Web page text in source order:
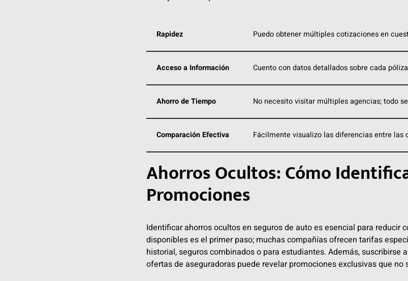
Rapidez Puedo obtener múltiples cotizaciones en
Acceso a Información Cuento con datos detallados sobre cada
Ahorro de Tiempo No necesito visitar múltiples agencias; todo
Comparación Efectiva Fácilmente visualizo las diferencias entre las
Ahorros Ocultos: Cómo
Promociones
Identificar ahorros ocultos en seguros de auto es esencial para reducir
disponibles es el primer paso; muchas compañías ofrecen tarifas
historial, seguros combinados o para estudiantes. Además, suscribirse
ofertas de aseguradoras puede revelar promociones exclusivas que